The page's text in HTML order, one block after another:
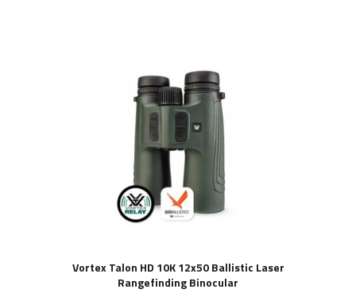
Vortex Talon HD 10K 12x50 Ballistic Laser
Rangefinding Binocular